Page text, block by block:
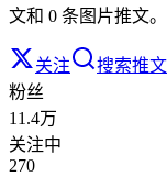
文和 0 条图片推文。
关注
搜索推文
粉丝
11.4万
关注中
270